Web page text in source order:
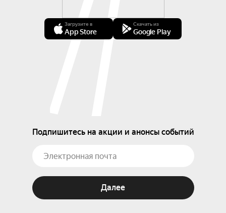
Загрузите в
App Store
Скачать из
Google Play
Подпишитесь на акции и анонсы событий
Далее